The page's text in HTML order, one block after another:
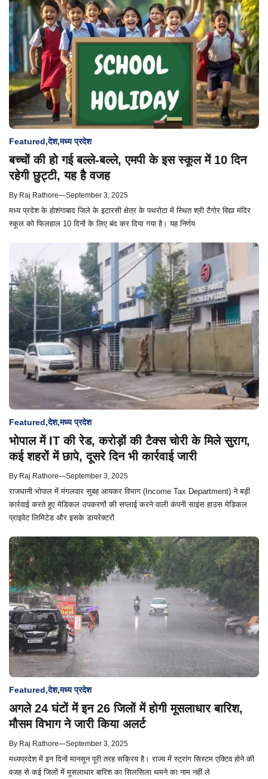
Featured,देश,मध्य प्रदेश
बच्चों की हो गई बल्ले-बल्ले, एमपी के इस स्कूल में 10 दिन
रहेगी छुट्टी, यह है वजह
By Raj Rathore—September 3, 2025
मध्य प्रदेश के होशंगाबाद जिले के इटारसी क्षेत्र के पथरोटा में स्थित श्री टैगोर विद्या मंदिर
स्कूल को फिलहाल 10 दिनों के लिए बंद कर दिया गया है। यह निर्णय
Featured,देश,मध्य प्रदेश
भोपाल में IT की रेड, करोड़ों की टैक्स चोरी के मिले सुराग,
कई शहरों में छापे, दूसरे दिन भी कार्रवाई जारी
By Raj Rathore—September 3, 2025
राजधानी भोपाल में मंगलवार सुबह आयकर विभाग (Income Tax Department) ने बड़ी
कार्रवाई करते हुए मेडिकल उपकरणों की सप्लाई करने वाली कंपनी साइंस हाउस मेडिकल
प्राइवेट लिमिटेड और इसके डायरेक्टरों
Featured,देश,मध्य प्रदेश
अगले 24 घंटों में इन 26 जिलों में होगी मूसलाधार बारिश,
मौसम विभाग ने जारी किया अलर्ट
By Raj Rathore—September 3, 2025
मध्यप्रदेश में इन दिनों मानसून पूरी तरह सक्रिय है। राज्य में स्ट्रांग सिस्टम एक्टिव होने की
वजह से कई जिलों में मूसलाधार बारिश का सिलसिला थमने का नाम नहीं ले